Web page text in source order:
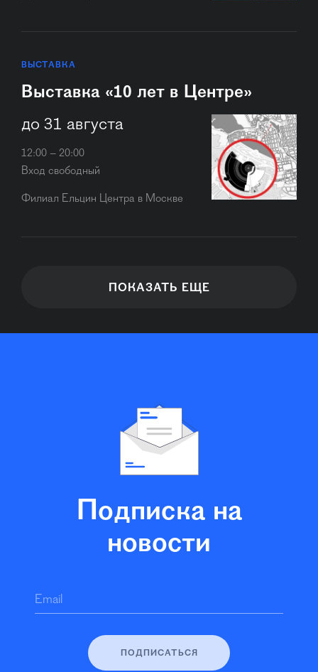
ВЫСТАВКА
Выставка «10 лет в Центре»
до 31 августа
12:00 – 20:00
Вход свободный
Филиал Ельцин Центра в Москве
ПОКАЗАТЬ ЕЩЕ
Подписка на
новости
Email
ПОДПИСАТЬСЯ